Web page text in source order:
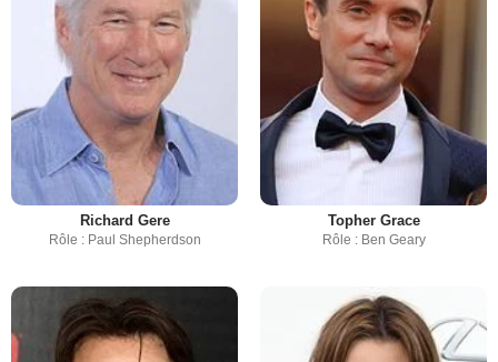
Richard Gere
Rôle : Paul Shepherdson
Topher Grace
Rôle : Ben Geary